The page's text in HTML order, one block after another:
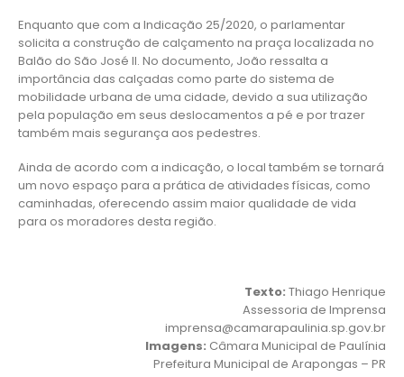
Enquanto que com a Indicação 25/2020, o parlamentar
solicita a construção de calçamento na praça localizada no
Balão do São José II. No documento, João ressalta a
importância das calçadas como parte do sistema de
mobilidade urbana de uma cidade, devido a sua utilização
pela população em seus deslocamentos a pé e por trazer
também mais segurança aos pedestres.
Ainda de acordo com a indicação, o local também se tornará
um novo espaço para a prática de atividades físicas, como
caminhadas, oferecendo assim maior qualidade de vida
para os moradores desta região.
Texto: Thiago Henrique
Assessoria de Imprensa
imprensa@camarapaulinia.sp.gov.br
Imagens: Câmara Municipal de Paulínia
Prefeitura Municipal de Arapongas – PR